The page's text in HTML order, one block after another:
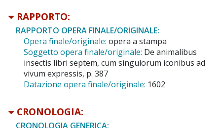
RAPPORTO:
RAPPORTO OPERA FINALE/ORIGINALE:
Opera finale/originale: opera a stampa
Soggetto opera finale/originale: De animalibus
insectis libri septem, cum singulorum iconibus ad
vivum expressis, p. 387
Datazione opera finale/originale: 1602
CRONOLOGIA:
CRONOLOGIA GENERICA: